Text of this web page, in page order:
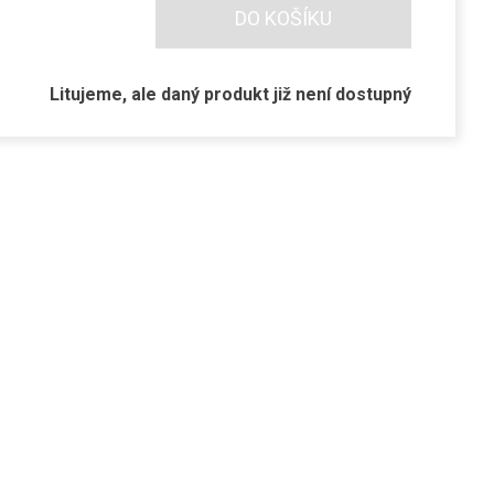
DO KOŠÍKU
Litujeme, ale daný produkt již není dostupný